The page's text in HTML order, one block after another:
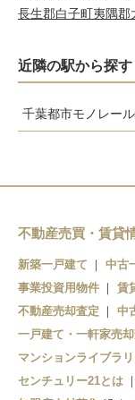
長生郡白子町夷隅郡
近隣の駅から探す
千葉都市モノレール
千城台北
不動産売買・賃貸
新築一戸建て 中古
事業投資用物件
賃
不動産売却査定
中
一戸建て・一軒家売
マンションライブラ
センチュリー21とは